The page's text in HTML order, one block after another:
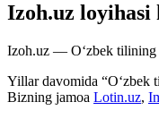
Izoh.uz loyihasi
Izoh.uz — O‘zbek tilining
Yillar davomida “O‘zbek
Bizning jamoa Lotin.uz,